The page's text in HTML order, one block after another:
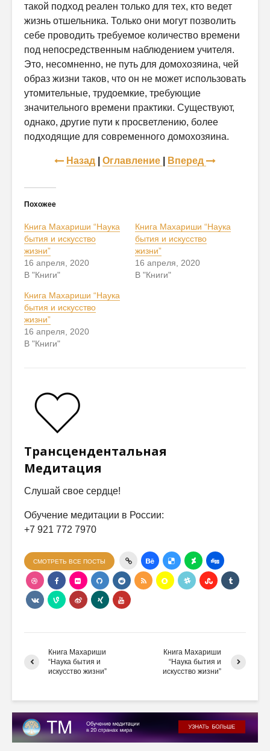
такой подход реален только для тех, кто ведет
жизнь отшельника. Только они могут позволить
себе проводить требуемое количество времени
под непосредственным наблюдением учителя.
Это, несомненно, не путь для домохозяина, чей
образ жизни таков, что он не может использовать
утомительные, трудоемкие, требующие
значительного времени практики. Существуют,
однако, другие пути к просветлению, более
подходящие для современного домохозяина.
Назад Оглавление Вперед
Похожее
Книга Махариши “Наука
бытия и искусство
жизни”
16 апреля, 2020
В "Книги"
Книга Махариши “Наука
бытия и искусство
жизни”
16 апреля, 2020
В "Книги"
Книга Махариши “Наука
бытия и искусство
жизни”
16 апреля, 2020
В "Книги"
Трансцендентальная
Медитация
Слушай свое сердце!
Обучение медитации в России:
+7 921 772 7970
СМОТРЕТЬ ВСЕ ПОСТЫ
Книга Махариши
“Наука бытия и
искусство жизни”
Книга Махариши
“Наука бытия и
искусство жизни”